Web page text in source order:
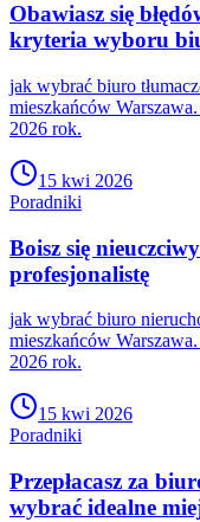
Obawiasz się
kryteria wyboru
jak wybrać biuro
mieszkańców
2026 rok.
15 kwi 2026
Poradniki
Boisz się
profesjonalistę
jak wybrać biuro
mieszkańców
2026 rok.
15 kwi 2026
Poradniki
Przepłacasz za
wybrać idealne